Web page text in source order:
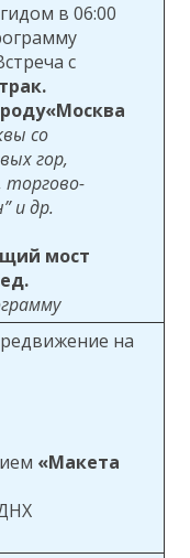
в 06:00
с
со
гор,
торгово-
и др.
мост
на
«Макета